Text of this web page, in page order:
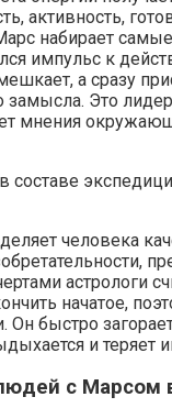
активность,
набирает
импульс к
а сразу
замысла. Это
мнения
человека
астрологи
начатое,
быстро
и теряет
с Марсом